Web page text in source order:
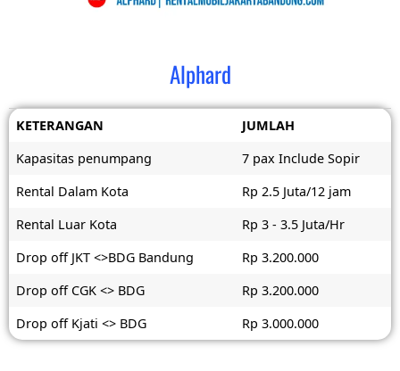
Alphard
KETERANGAN
JUMLAH
Kapasitas penumpang
7 pax Include Sopir
Rental Dalam Kota
Rp 2.5 Juta/12 jam
Rental Luar Kota
Rp 3 - 3.5 Juta/Hr
Drop off JKT <>BDG Bandung
Rp 3.200.000
Drop off CGK <> BDG
Rp 3.200.000
Drop off Kjati <> BDG
Rp 3.000.000